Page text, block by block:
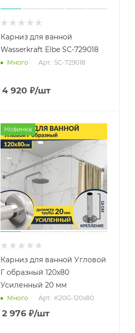
Карниз для ванной
Wasserkraft Elbe SC-729018
Много Арт.: SC-729018
4 920 ₽/шт
Новинка
Карниз для ванной Угловой
Г образный 120х80
Усиленный 20 мм
Много Арт.: K20G-120x80
2 976 ₽/шт